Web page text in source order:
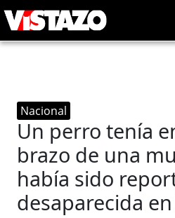
Nacional
Un perro tenía
brazo de una
había sido
desaparecida